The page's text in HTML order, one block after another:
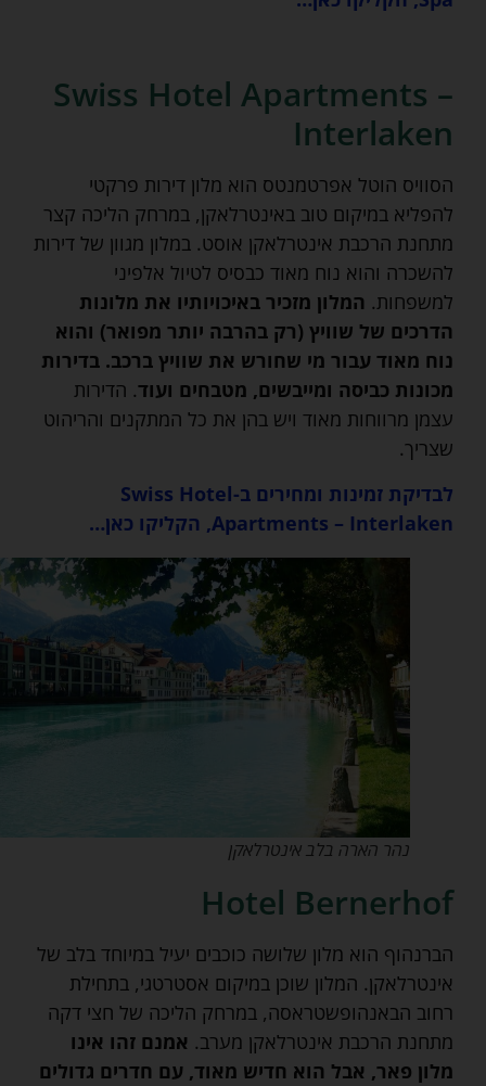
Swiss Hotel Apartments –
Interlaken
הסוויס הוטל אפרטמנטס הוא מלון דירות פרקטי
להפליא במיקום טוב באינטרלאקן, במרחק הליכה קצר
מתחנת הרכבת אינטרלאקן אוסט. במלון מגוון של דירות
להשכרה והוא נוח מאוד כבסיס לטיול אלפיני
למשפחות.המלון מזכיר באיכויותיו את מלונות
הדרכים של שוויץ (רק בהרבה יותר מפואר) והוא
נוח מאוד עבור מי שחורש את שוויץ ברכב. בדירות
מכונות כביסה ומייבשים, מטבחים ועוד. הדירות
עצמן מרווחות מאוד ויש בהן את כל המתקנים והריהוט
שצריך.
לבדיקת זמינות ומחירים ב-Swiss Hotel
Apartments – Interlaken, הקליקו כאן…
נהר הארה בלב אינטרלאקן
Hotel Bernerhof
הברנהוף הוא מלון שלושה כוכבים יעיל במיוחד בלב של
אינטרלאקן. המלון שוכן במיקום אסטרטגי, בתחילת
רחוב הבאנהופשטראסה, במרחק הליכה של חצי דקה
מתחנת הרכבת אינטרלאקן מערב.אמנם זהו אינו
מלון פאר, אבל הוא חדיש מאוד, עם חדרים גדולים